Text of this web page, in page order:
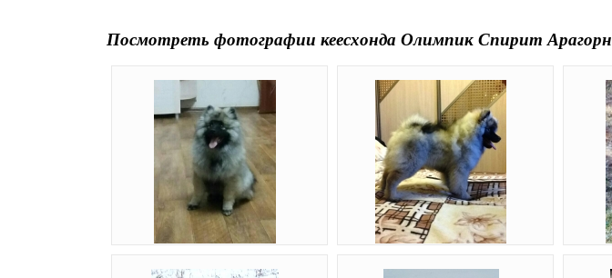
Посмотреть фотографии кеесхонда Олимпик Спирит Арагорн